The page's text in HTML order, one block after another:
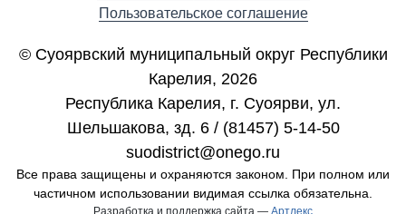
Пользовательское соглашение
© Суоярвский муниципальный округ Республики
Карелия, 2026
Республика Карелия, г. Cуоярви, ул.
Шельшакова, зд. 6 / (81457) 5-14-50
suodistrict@onego.ru
Все права защищены и охраняются законом. При полном или
частичном использовании видимая ссылка обязательна.
Разработка и поддержка сайта — Артлекс